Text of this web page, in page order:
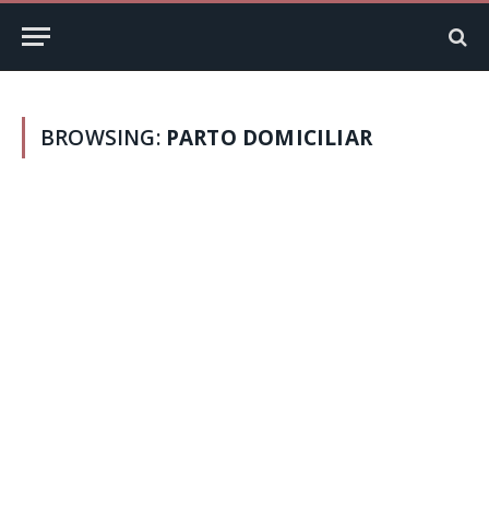
BROWSING: PARTO DOMICILIAR